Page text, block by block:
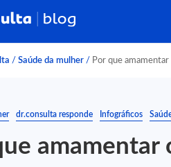
/ Saúde da mulher / Por que
dr.consulta responde Infográficos
amamentar